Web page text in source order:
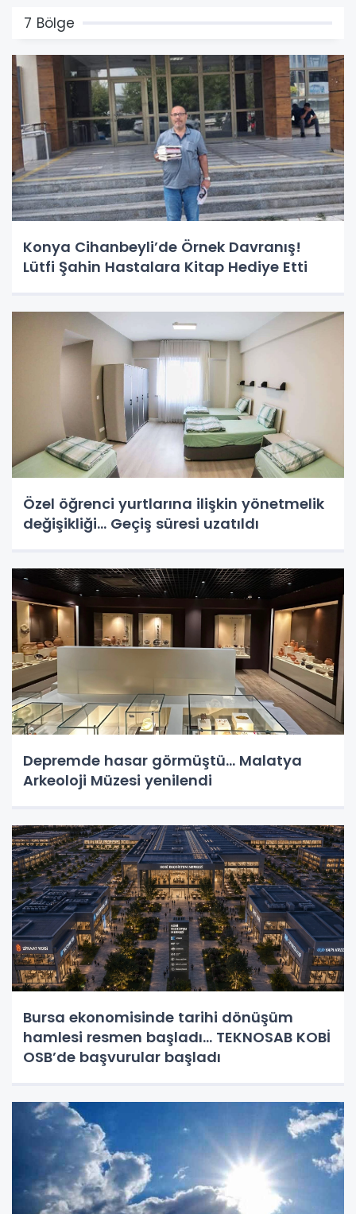
7 Bölge
Konya Cihanbeyli’de Örnek Davranış!
Lütfi Şahin Hastalara Kitap Hediye Etti
Özel öğrenci yurtlarına ilişkin yönetmelik
değişikliği... Geçiş süresi uzatıldı
Depremde hasar görmüştü... Malatya
Arkeoloji Müzesi yenilendi
Bursa ekonomisinde tarihi dönüşüm
hamlesi resmen başladı... TEKNOSAB KOBİ
OSB’de başvurular başladı